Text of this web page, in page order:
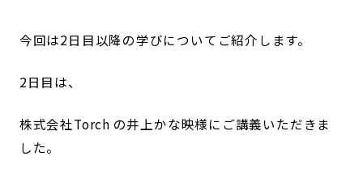
今回は2日目以降の学びについてご紹介します。
2日目は、
株式会社Torch の井上かな映様にご講義いただきま
した。